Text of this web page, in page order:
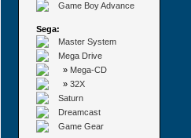
Game Boy Advance
Sega:
Master System
Mega Drive
» Mega-CD
» 32X
Saturn
Dreamcast
Game Gear